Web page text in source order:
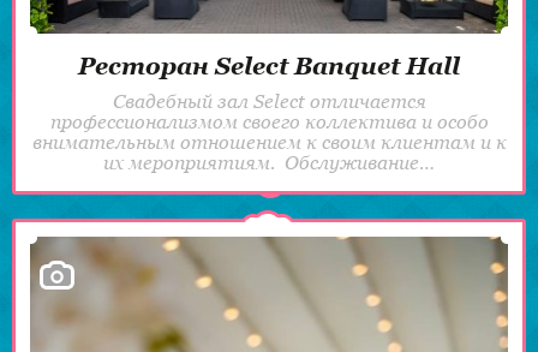
Ресторан Select Banquet Hall
Свадебный зал Select отличается
профессионализмом своего коллектива и особо
внимательным отношением к своим клиентам и к
их мероприятиям. Обслуживание…